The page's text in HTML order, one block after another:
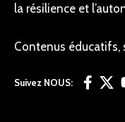
la résilience et
Contenus éducatifs,
Suivez NOUS: